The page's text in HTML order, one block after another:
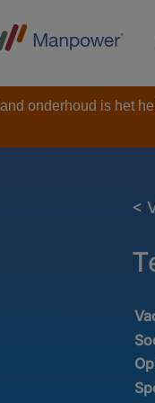
onderhoud is het
<